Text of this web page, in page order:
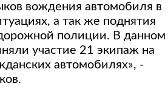
вождения автомобиля в
а так же поднятия
полиции. В данном
участие 21 экипаж на
автомобилях», -